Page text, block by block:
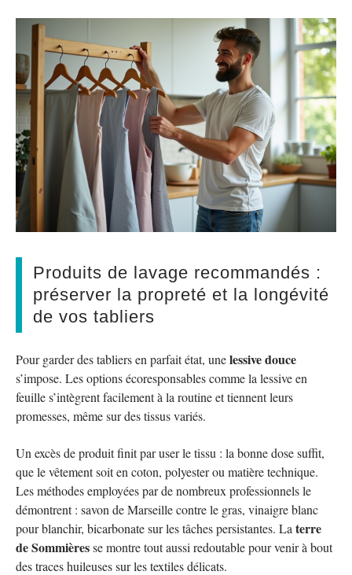
Produits de lavage recommandés :
préserver la propreté et la longévité
de vos tabliers
Pour garder des tabliers en parfait état, unelessive douce
s’impose. Les options écoresponsables comme la lessive en
feuille s’intègrent facilement à la routine et tiennent leurs
promesses, même sur des tissus variés.
Un excès de produit finit par user le tissu : la bonne dose suffit,
que le vêtement soit en coton, polyester ou matière technique.
Les méthodes employées par de nombreux professionnels le
démontrent : savon de Marseille contre le gras, vinaigre blanc
pour blanchir, bicarbonate sur les tâches persistantes. La terre
de Sommièresse montre tout aussi redoutable pour venir à bout
des traces huileuses sur les textiles délicats.